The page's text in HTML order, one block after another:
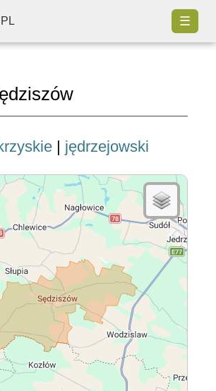
PL ☰
| jędrzejowski